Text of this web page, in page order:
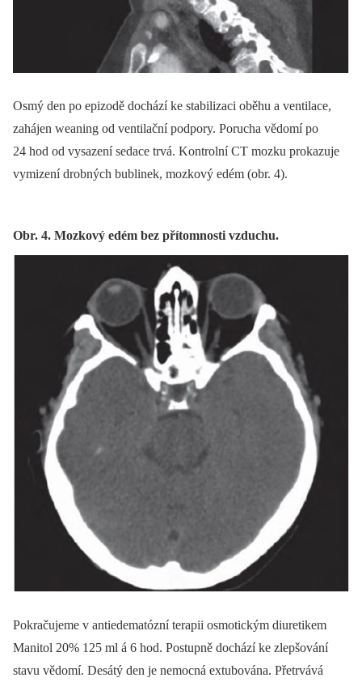
Osmý den po epizodě dochází ke stabilizaci oběhu a ventilace,
zahájen weaning od ventilační podpory. Porucha vědomí po
24 hod od vysazení sedace trvá. Kontrolní CT mozku prokazuje
vymizení drobných bublinek, mozkový edém (obr. 4).
Obr. 4. Mozkový edém bez přítomnosti vzduchu.
Pokračujeme v antiedematózní terapii osmotickým diuretikem
Manitol 20% 125 ml á 6 hod. Postupně dochází ke zlepšování
stavu vědomí. Desátý den je nemocná extubována. Přetrvává